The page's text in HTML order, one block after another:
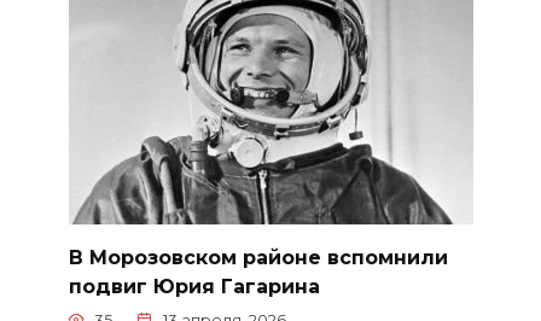
В Морозовском районе вспомнили
подвиг Юрия Гагарина